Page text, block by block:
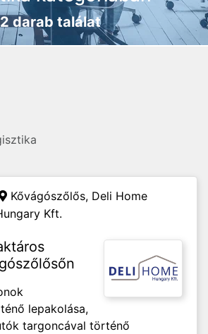
2 darab találat
Kővágószőlős, Deli Home
Kft.
lepakolása,
targoncával történő